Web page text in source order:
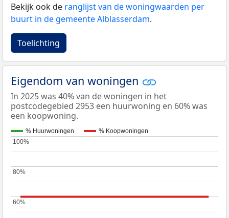
Bekijk ook de ranglijst van de woningwaarden per
buurt in de gemeente Alblasserdam.
Toelichting
Eigendom van woningen
In 2025 was 40% van de woningen in het
postcodegebied 2953 een huurwoning en 60% was
een koopwoning.
% Huurwoningen % Koopwoningen
60%
60%
80%
80%
100%
100%